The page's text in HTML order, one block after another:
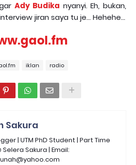
Ady Budika nyanyi. Eh, bukan,
jiran saya tu je... Hehehe...
iklan radio
Sakura
| UTM PhD Student | Part Time
Selera Sakura | Email: